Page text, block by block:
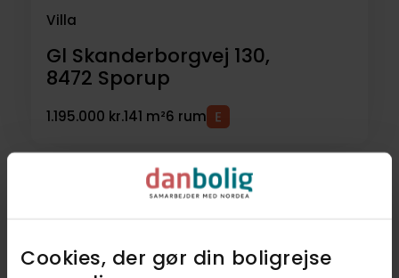
Cookies, der gør din boligrejse
Villa
Gl Skanderborgvej 130,
8472 Sporup
1.195.000 kr.141 m²6 rum
1
Landejendom